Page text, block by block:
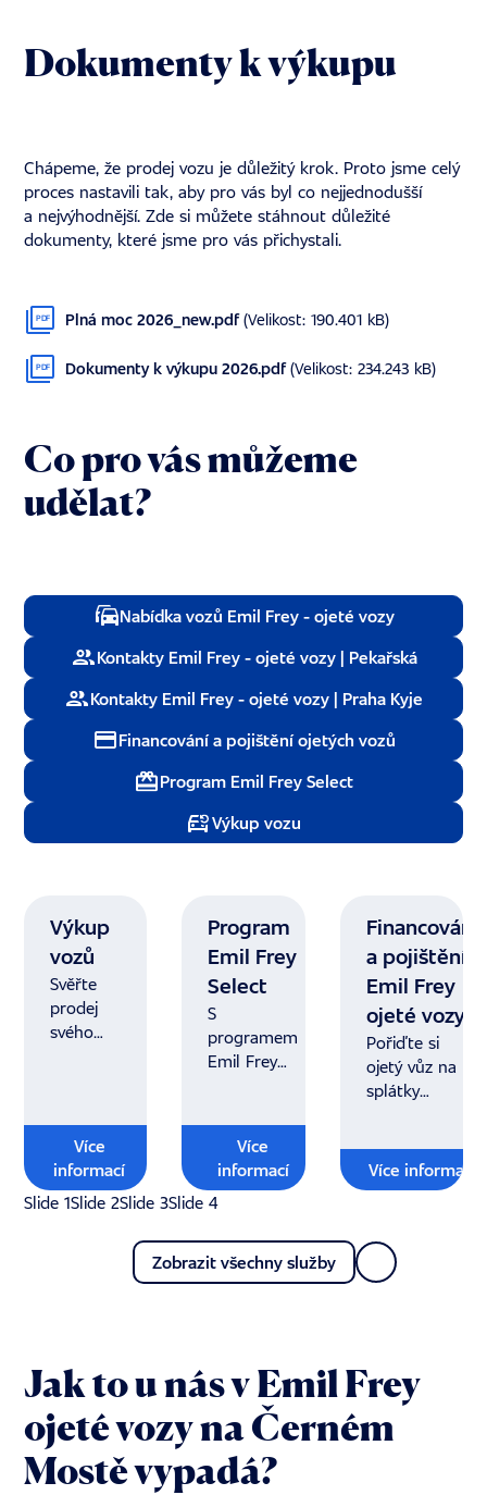
Dokumenty k výkupu
Chápeme, že prodej vozu je důležitý krok. Proto jsme celý
proces nastavili tak, aby pro vás byl co nejjednodušší
a nejvýhodnější. Zde si můžete stáhnout důležité
dokumenty, které jsme pro vás přichystali.
PDF Plná moc 2026_new.pdf (Velikost: 190.401 kB)
PDF Dokumenty k výkupu 2026.pdf (Velikost: 234.243 kB)
Co pro vás můžeme
udělat?
Nabídka vozů Emil Frey - ojeté vozy
Kontakty Emil Frey - ojeté vozy | Pekařská
Kontakty Emil Frey - ojeté vozy | Praha Kyje
Financování a pojištění ojetých vozů
Program Emil Frey Select
Výkup vozu
Výkup
vozů
Svěřte
prodej
svého
kterému
můžete
důvěřovat.
Více
informací
Program
Emil Frey
Select
S
programem
Emil Frey
které
očekáváte
od nového
Více
informací
Financování
a pojištění
Emil Frey
ojeté vozy
Pořiďte si
ojetý vůz na
splátky
Vyřídíme
za vás
Více informací
Slide 1Slide 2Slide 3Slide 4
Zobrazit všechny služby
Jak to u nás v Emil Frey
ojeté vozy na Černém
Mostě vypadá?
1/44